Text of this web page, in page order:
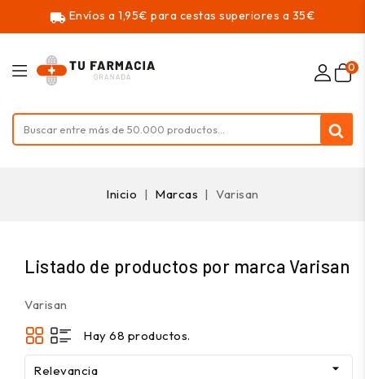
local_shipping Envíos a 1,95€ para cestas superiores a 35€
0
Inicio Marcas Varisan
Listado de productos por marca Varisan
Varisan
Hay 68 productos.
Relevancia 